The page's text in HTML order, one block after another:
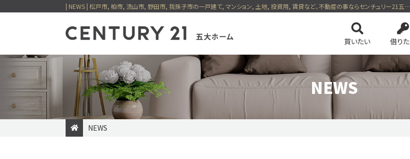
| NEWS | 松戸市, 柏市, 流山市, 野田市, 我孫子市の一戸建て, マンション, 土地, 投資用, 賃貸など、不動産の事ならセンチュリー21五大ホーム
買いたい 借り
NEWS
NEWS